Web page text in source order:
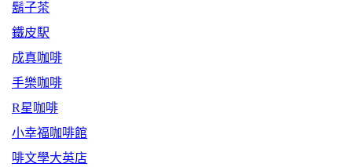
鬍子茶
鐵皮駅
成真咖啡
手樂咖啡
R星咖啡
小幸福咖啡館
啡文學大英店